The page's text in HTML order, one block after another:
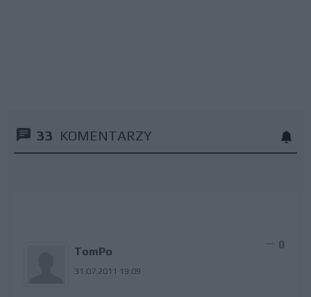
33 KOMENTARZY
TomPo
31.07.2011 19:09
0